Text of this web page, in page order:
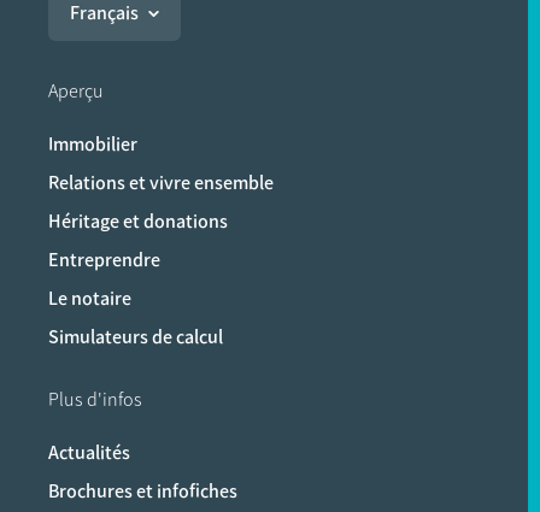
Français
Aperçu
Immobilier
Relations et vivre ensemble
Héritage et donations
Entreprendre
Le notaire
Simulateurs de calcul
Plus d'infos
Actualités
Brochures et infofiches